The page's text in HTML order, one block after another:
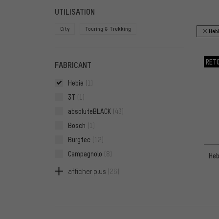
FILTRE
UTILISATION
City Touring & Trekking
FABRICANT
Hebie (1)
3T (1)
absoluteBLACK (43)
Bosch (1)
Burgtec (12)
Campagnolo (8)
Chromag
(3)
afficher plus (26)